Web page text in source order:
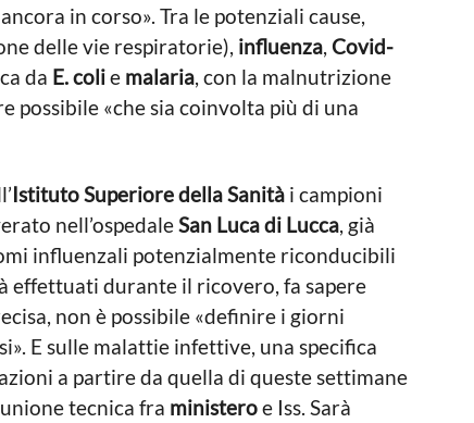
in corso». Tra le potenziali cause,
delle vie respiratorie), influenza, Covid-
da E. colie malaria, con la malnutrizione
possibile «che sia coinvolta più di una
Istituto Superiore della Sanità i campioni
nell’ospedaleSan Luca di Lucca, già
influenzali potenzialmente riconducibili
effettuati durante il ricovero, fa sapere
non è possibile «definire i giorni
E sulle malattie infettive, una specifica
a partire da quella di queste settimane
tecnica fra ministeroe Iss. Sarà